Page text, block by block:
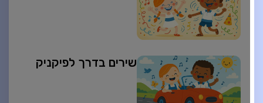
שירים בדרך לפיקניק